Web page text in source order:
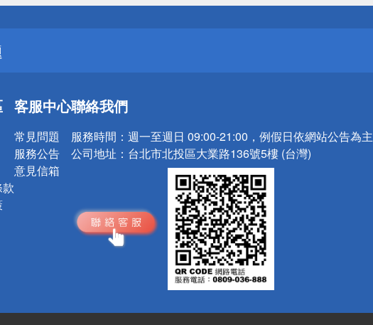
請小心！
請小心！
客服中心
常見問題
服務公告
意見信箱
聯絡我們
服務時間： 週一至週日 09:00-21:00，例假日依網站公告為主
公司地址： 台北市北投區大業路136號5樓 (台灣)